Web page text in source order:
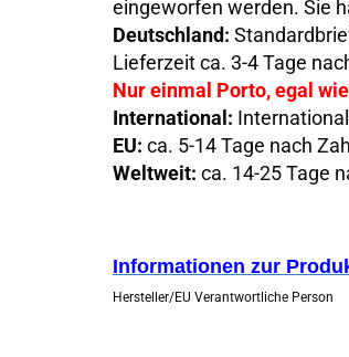
eingeworfen werden. Sie
Deutschland:
Lieferzeit ca. 3-4 Tage
Nur einmal Porto, egal
International:
EU: ca. 5-14 Tage nach
Weltweit: ca. 14-25 Tage
Informationen zur
Hersteller/EU Verantwortliche Person